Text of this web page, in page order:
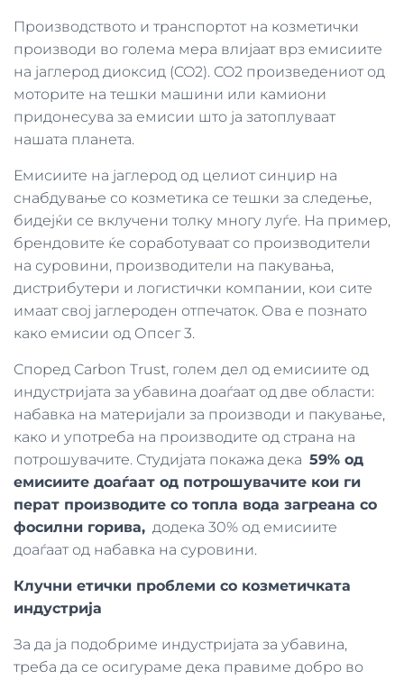
Производството и транспортот на козметички
производи во голема мера влијаат врз емисиите
на јаглерод диоксид (CO2). CO2 произведениот од
моторите на тешки машини или камиони
придонесува за емисии што ја затоплуваат
нашата планета.
Емисиите на јаглерод од целиот синџир на
снабдување со козметика се тешки за следење,
бидејќи се вклучени толку многу луѓе. На пример,
брендовите ќе соработуваат со производители
на суровини, производители на пакувања,
дистрибутери и логистички компании, кои сите
имаат свој јаглероден отпечаток. Ова е познато
како емисии од Опсег 3.
Според Carbon Trust, голем дел од емисиите од
индустријата за убавина доаѓаат од две области:
набавка на материјали за производи и пакување,
како и употреба на производите од страна на
потрошувачите. Студијата покажа дека 59% од
емисиите доаѓаат од потрошувачите кои ги
перат производите со топла вода загреана со
фосилни горива, додека 30% од емисиите
доаѓаат од набавка на суровини.
Клучни етички проблеми со козметичката
индустрија
За да ја подобриме индустријата за убавина,
треба да се осигураме дека правиме добро во